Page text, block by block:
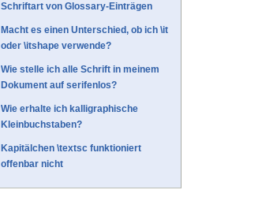
Schriftart von Glossary-Einträgen
Macht es einen Unterschied, ob ich \it
oder \itshape verwende?
Wie stelle ich alle Schrift in meinem
Dokument auf serifenlos?
Wie erhalte ich kalligraphische
Kleinbuchstaben?
Kapitälchen \textsc funktioniert
offenbar nicht